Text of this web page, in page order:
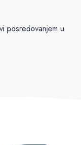
posredovanjem u